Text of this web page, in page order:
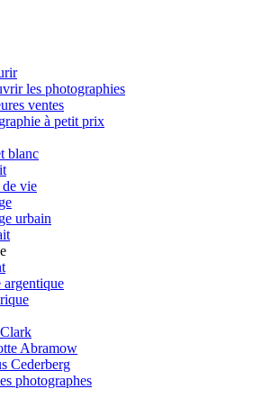
les photographies
ventes
à petit prix
blanc
de vie
urbain
argentique
Abramow
Cederberg
photographes